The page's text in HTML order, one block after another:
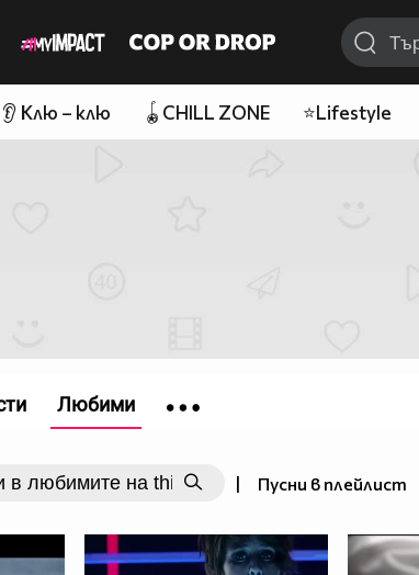
👂 Клю – клю 🪀CHILL ZONE ⭐Lifestyle
| Пусни в плейлист
Любими